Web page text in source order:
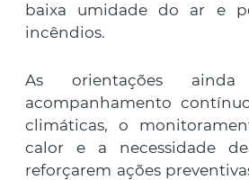
baixa umidade do ar e
incêndios.
As orientações
acompanhamento
climáticas, o
calor e a necessidade
reforçarem ações